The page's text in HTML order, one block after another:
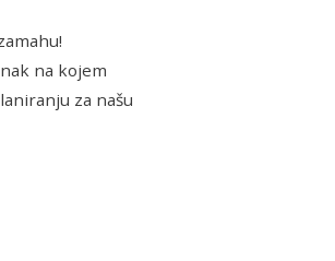
na kojem
za našu